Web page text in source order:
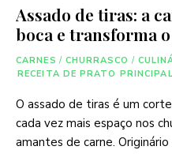
Assado de tiras: a
boca e transforma
CARNES / CHURRASCO /
RECEITA DE PRATO PRINCIPAL
O assado de tiras é um
cada vez mais espaço nos
amantes de carne.